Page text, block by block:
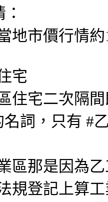
地市價行情
宅
住宅二次隔
名詞，只有 #
區那是因為
規登記上算